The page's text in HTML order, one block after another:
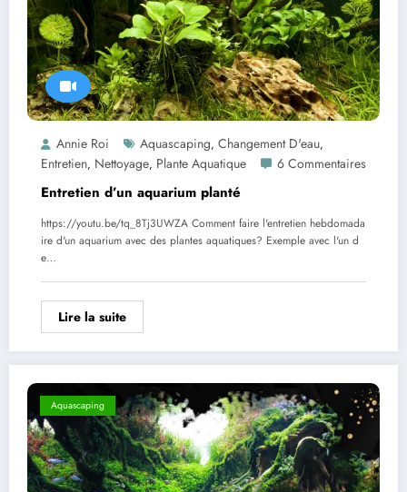
Annie Roi Aquascaping, Changement D'eau,
Entretien, Nettoyage, Plante Aquatique 6 Commentaires
Entretien d’un aquarium planté
https://youtu.be/tq_8Tj3UWZA Comment faire l'entretien hebdomada
ire d'un aquarium avec des plantes aquatiques? Exemple avec l'un d
e…
Lire la suite
Aquascaping